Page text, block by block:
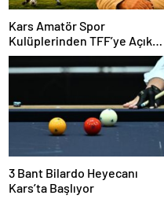
Kars Amatör Spor
Kulüplerinden TFF’ye Açık
Çağrı: “Kulüplerimiz
Noktasında”
3 Bant Bilardo Heyecanı
Kars’ta Başlıyor